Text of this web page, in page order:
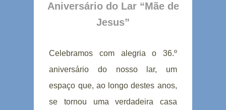
Aniversário do Lar “Mãe de
Jesus”
Celebramos com alegria o 36.º
aniversário do nosso lar, um
espaço que, ao longo destes anos,
se tornou uma verdadeira casa